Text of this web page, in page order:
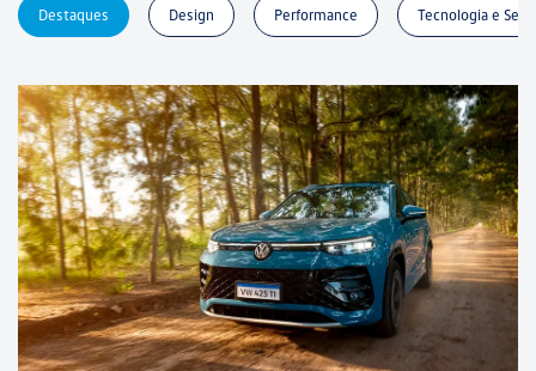
Destaques Design Performance Tecnologia e